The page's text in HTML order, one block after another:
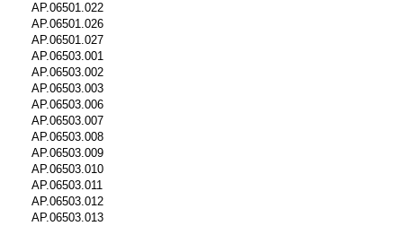
AP.06501.022
AP.06501.026
AP.06501.027
AP.06503.001
AP.06503.002
AP.06503.003
AP.06503.006
AP.06503.007
AP.06503.008
AP.06503.009
AP.06503.010
AP.06503.011
AP.06503.012
AP.06503.013